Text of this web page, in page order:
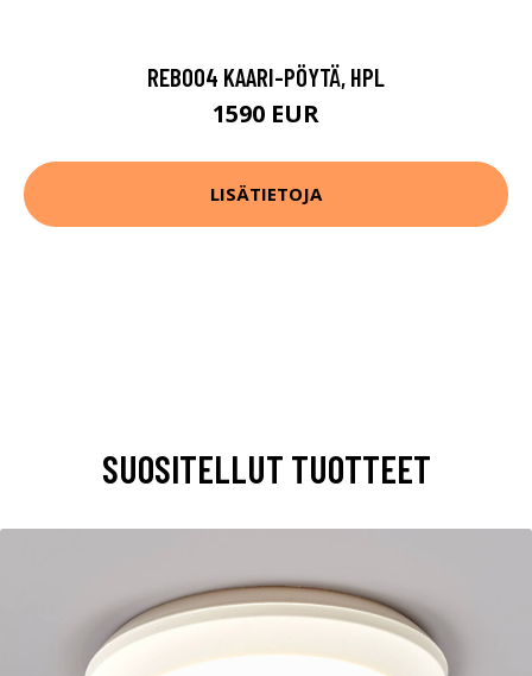
REB004 KAARI-PÖYTÄ, HPL
1590 EUR
LISÄTIETOJA
SUOSITELLUT TUOTTEET